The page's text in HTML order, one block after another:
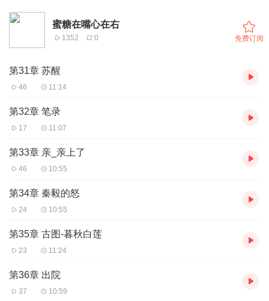
蜜糖在嘴心在右
1352 0 免费订阅
第31章 苏醒
46 11:14
第32章 笔录
17 11:07
第33章 亲_亲上了
46 10:55
第34章 秦毅的怒
24 10:55
第35章 古图-暮秋白莲
23 11:24
第36章 出院
37 10:59